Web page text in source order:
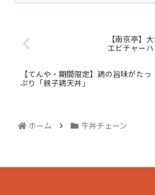
【南京亭】
エビチャー
【てんや・期間限定】鶏の旨味がたっ
ぷり「親子鶏天丼」
ホーム 牛丼チェーン